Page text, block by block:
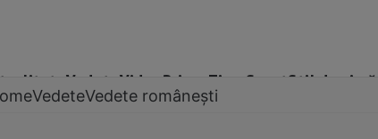
Vedete Video Prime Time SportStil de viață
VedeteVedete românești